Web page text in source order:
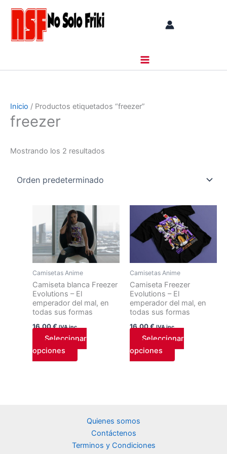
contenido
Inicio / Productos etiquetados “freezer”
freezer
Mostrando los 2 resultados
Camisetas Anime
Camiseta blanca Freezer
Evolutions – El
emperador del mal, en
todas sus formas
16,00€ IVA inc.
Seleccionar
opciones
Este
producto
tiene
múltiples
variantes.
Las
opciones
se
pueden
la
Camisetas Anime
Camiseta Freezer
Evolutions – El
emperador del mal, en
todas sus formas
16,00€ IVA inc.
Seleccionar
opciones
producto
tiene
múltiples
variantes.
Las
opciones
se
pueden
la
Quienes somos
Contáctenos
Terminos y Condiciones